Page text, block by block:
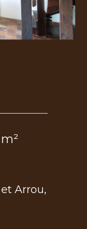
Arrou,
NOUVEAUTÉS